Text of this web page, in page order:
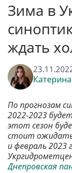
Зима в
ждать
По прогнозам
2022-2023
этот сезон
стоит
и февраль
Днепровская